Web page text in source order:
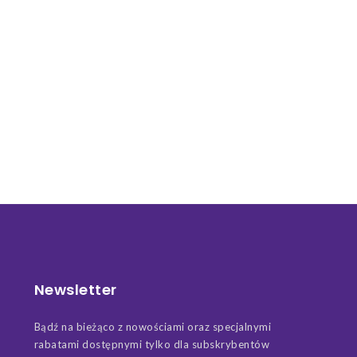
Newsletter
Bądź na bieżąco z nowościami oraz specjalnymi
rabatami dostępnymi tylko dla subskrybentów